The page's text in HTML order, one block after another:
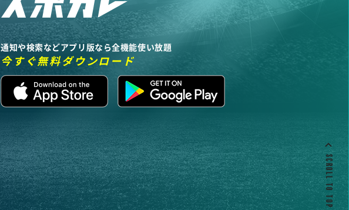
通知や検索などアプリ版なら全機能使い放題
今すぐ無料ダウンロード
SCROLL TO TOP